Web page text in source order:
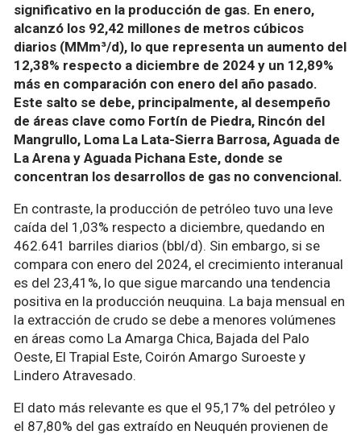
significativo en la producción de gas. En enero,
alcanzó los 92,42 millones de metros cúbicos
diarios (MMm³/d), lo que representa un aumento del
12,38% respecto a diciembre de 2024 y un 12,89%
más en comparación con enero del año pasado.
Este salto se debe, principalmente, al desempeño
de áreas clave como Fortín de Piedra, Rincón del
Mangrullo, Loma La Lata-Sierra Barrosa, Aguada de
La Arena y Aguada Pichana Este, donde se
concentran los desarrollos de gas no convencional.
En contraste, la producción de petróleo tuvo una leve
caída del 1,03% respecto a diciembre, quedando en
462.641 barriles diarios (bbl/d). Sin embargo, si se
compara con enero del 2024, el crecimiento interanual
es del 23,41%, lo que sigue marcando una tendencia
positiva en la producción neuquina. La baja mensual en
la extracción de crudo se debe a menores volúmenes
en áreas como La Amarga Chica, Bajada del Palo
Oeste, El Trapial Este, Coirón Amargo Suroeste y
Lindero Atravesado.
El dato más relevante es que el 95,17% del petróleo y
el 87,80% del gas extraído en Neuquén provienen de